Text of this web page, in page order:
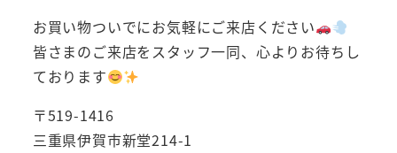
お買い物ついでにお気軽にご来店ください
皆さまのご来店をスタッフ一同、心よりお待ちし
ております
〒519-1416
三重県伊賀市新堂214-1